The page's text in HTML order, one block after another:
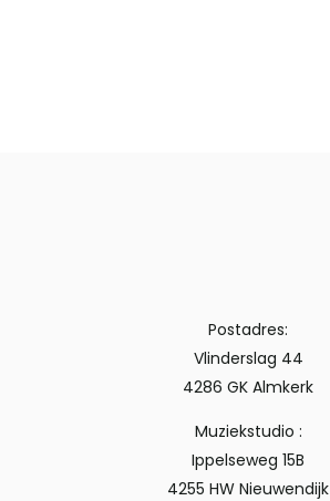
Postadres:
Vlinderslag 44
4286 GK Almkerk
Muziekstudio :
Ippelseweg 15B
4255 HW Nieuwendijk